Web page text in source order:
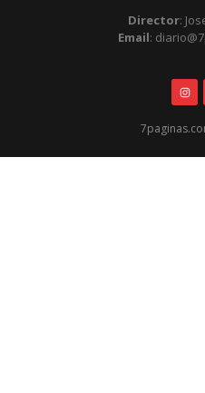
Director:
Email: